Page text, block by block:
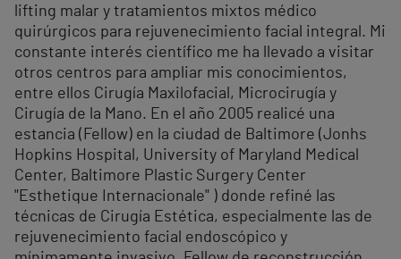
lifting malar y tratamientos mixtos médico
quirúrgicos para rejuvenecimiento facial integral. Mi
constante interés científico me ha llevado a visitar
otros centros para ampliar mis conocimientos,
entre ellos Cirugía Maxilofacial, Microcirugía y
Cirugía de la Mano. En el año 2005 realicé una
estancia (Fellow) en la ciudad de Baltimore (Jonhs
Hopkins Hospital, University of Maryland Medical
Center, Baltimore Plastic Surgery Center
"Esthetique Internacionale" ) donde refiné las
técnicas de Cirugía Estética, especialmente las de
rejuvenecimiento facial endoscópico y